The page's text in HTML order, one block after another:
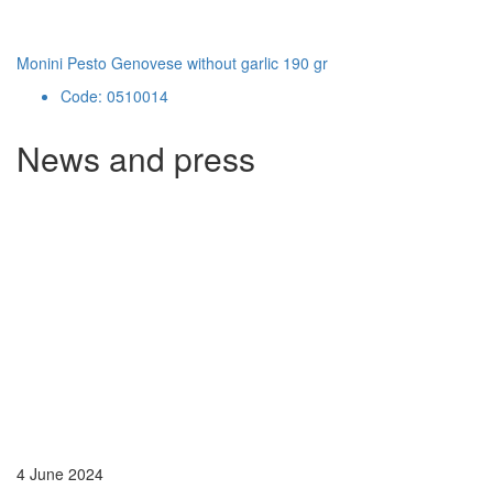
Monini Pesto Genovese without garlic 190 gr
Code: 0510014
News and press
4 June 2024